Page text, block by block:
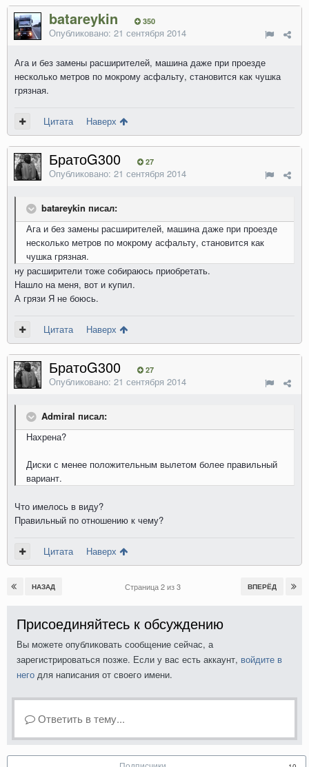
batareykin 350
Опубликовано: 21 сентября 2014
Ага и без замены расширителей, машина даже при проезде
несколько метров по мокрому асфальту, становится как чушка
грязная.
Цитата Наверх
БратоG300 27
Опубликовано: 21 сентября 2014
batareykin писал:
Ага и без замены расширителей, машина даже при проезде
несколько метров по мокрому асфальту, становится как
чушка грязная.
ну расширители тоже собираюсь приобретать.
Нашло на меня, вот и купил.
А грязи Я не боюсь.
Цитата Наверх
БратоG300 27
Опубликовано: 21 сентября 2014
Admiral писал:
Нахрена?
Диски с менее положительным вылетом более правильный
вариант.
Что имелось в виду?
Правильный по отношению к чему?
Цитата Наверх
НАЗАД ВПЕРЁД
Страница 2 из 3
Присоединяйтесь к обсуждению
Вы можете опубликовать сообщение сейчас, а
зарегистрироваться позже. Если у вас есть аккаунт, войдите в
него для написания от своего имени.
Ответить в тему...